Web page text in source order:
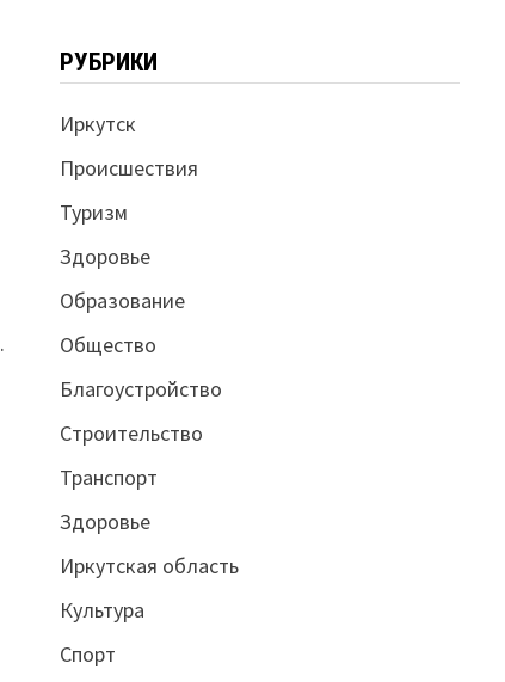
.
РУБРИКИ
Иркутск
Происшествия
Туризм
Здоровье
Образование
Общество
Благоустройство
Строительство
Транспорт
Здоровье
Иркутская область
Культура
Спорт